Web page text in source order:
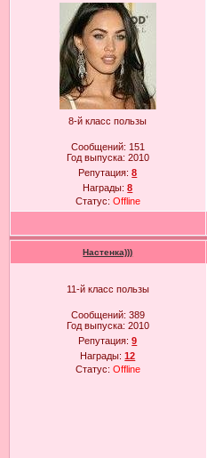
8-й класс пользы
Сообщений: 151
Год выпуска: 2010
Репутация:8
Награды:8
Статус: Offline
Настенка)))
11-й класс пользы
Сообщений: 389
Год выпуска: 2010
Репутация:9
Награды:12
Статус: Offline